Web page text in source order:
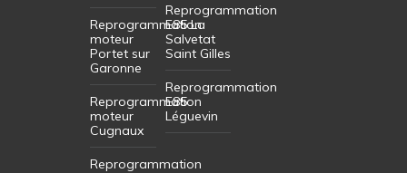
Reprogrammation
moteur
Portet sur
Garonne
Reprogrammation
moteur
Cugnaux
Reprogrammation
Reprogrammation
E85 La
Salvetat
Saint Gilles
Reprogrammation
E85
Léguevin